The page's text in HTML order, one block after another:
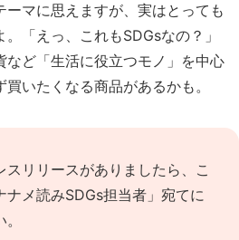
ーマに思えますが、実はとっても
「えっ、これもSDGsなの？」
など「生活に役立つモノ」を中心
いたくなる商品があるかも。
リリースがありましたら、 こ
ナメ読みSDGs担当者」宛てに